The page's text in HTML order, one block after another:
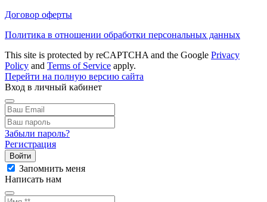
Договор оферты
Политика в отношении обработки персональных данных
This site is protected by reCAPTCHA and the Google Privacy
Policy and Terms of Service apply.
Перейти на полную версию сайта
Вход в личный кабинет
Забыли пароль?
Регистрация
Войти
Запомнить меня
Написать нам